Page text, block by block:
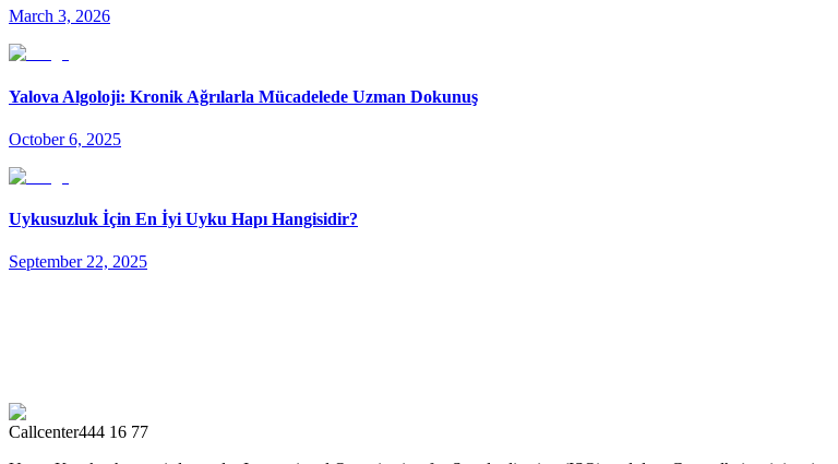
March 3, 2026
Yalova Algoloji: Kronik Ağrılarla Mücadelede Uzman Dokunuş
October 6, 2025
Uykusuzluk İçin En İyi Uyku Hapı Hangisidir?
September 22, 2025
Callcenter444 16 77